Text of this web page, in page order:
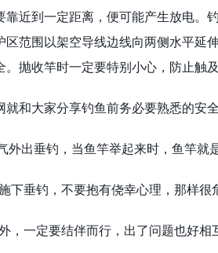
靠近到一定距离，便可能产生放电。
区范围以架空导线边线向两侧水平延
抛收竿时一定要特别小心，防止触及
和大家分享钓鱼前务必要熟悉的安全
外出垂钓，当鱼竿举起来时，鱼竿就
下垂钓，不要抱有侥幸心理，那样很
，一定要结伴而行，出了问题也好相